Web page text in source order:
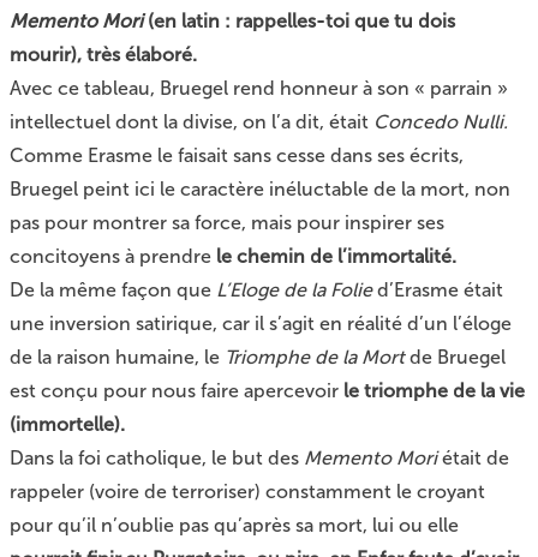
Memento Mori(en latin : rappelles-toi que tu dois
mourir), très élaboré.
Avec ce tableau, Bruegel rend honneur à son « parrain »
intellectuel dont la divise, on l’a dit, était Concedo Nulli.
Comme Erasme le faisait sans cesse dans ses écrits,
Bruegel peint ici le caractère inéluctable de la mort, non
pas pour montrer sa force, mais pour inspirer ses
concitoyens à prendre le chemin de l’immortalité.
De la même façon que L’Eloge de la Folied’Erasme était
une inversion satirique, car il s’agit en réalité d’un l’éloge
de la raison humaine, le Triomphe de la Mortde Bruegel
est conçu pour nous faire apercevoir le triomphe de la vie
(immortelle).
Dans la foi catholique, le but des Memento Moriétait de
rappeler (voire de terroriser) constamment le croyant
pour qu’il n’oublie pas qu’après sa mort, lui ou elle